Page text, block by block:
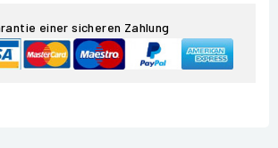
einer sicheren Zahlung